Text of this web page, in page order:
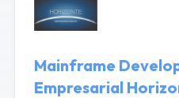
Mainframe
Empresarial